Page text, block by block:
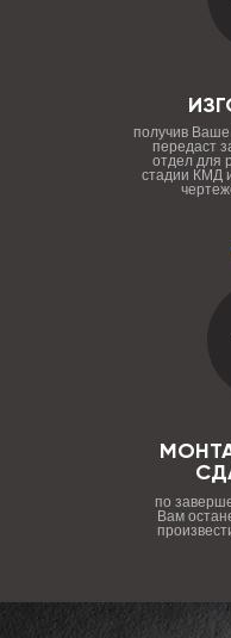
по
Вам
получив
передаст
отдел для
стадии КМД